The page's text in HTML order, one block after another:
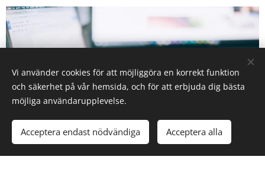
Vi använder cookies för att möjliggöra en korrekt funktion
och säkerhet på vår hemsida, och för att erbjuda dig bästa
möjliga användarupplevelse.
Acceptera endast nödvändiga Acceptera alla